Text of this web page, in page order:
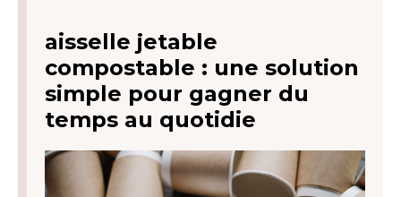
aisselle jetable
compostable : une solution
simple pour gagner du
temps au quotidie